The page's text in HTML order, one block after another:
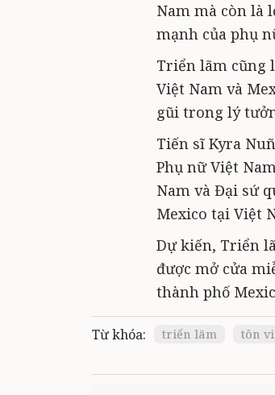
Nam mà còn là
mạnh của phụ
Triển lãm cũng
Việt Nam và
gũi trong lý
Tiến sĩ Kyra
Phụ nữ Việt
Nam và Đại sứ
Mexico tại Việt
Dự kiến, Triển
được mở cửa
thành phố
Từ khóa: triển lãm tôn